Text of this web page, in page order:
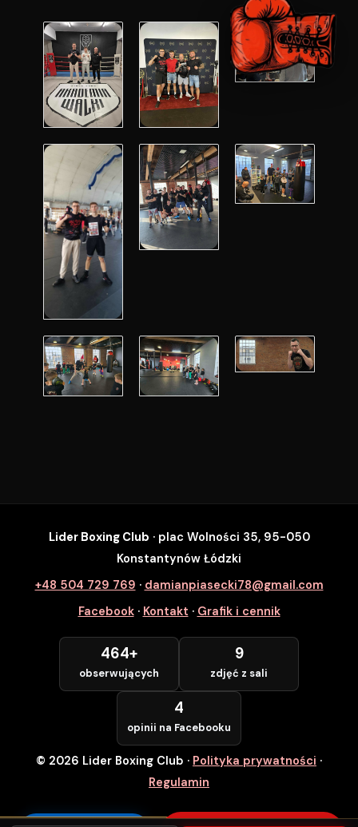
SZYBKI ZAPIS
Zapisz się na wybrane zajęcia
Numer Telefonu *
POTWIERDZAM — WCHODZĘ ZA
DARMO
Lider Boxing Club · plac Wolności 35, 95-050
Konstantynów Łódzki
+48 504 729 769 · damianpiasecki78@gmail.com
Facebook· Kontakt · Grafik i cennik
464+
obserwujących
9
zdjęć z sali
4
opinii na Facebooku
© 2026 Lider Boxing Club · Polityka prywatności ·
Regulamin